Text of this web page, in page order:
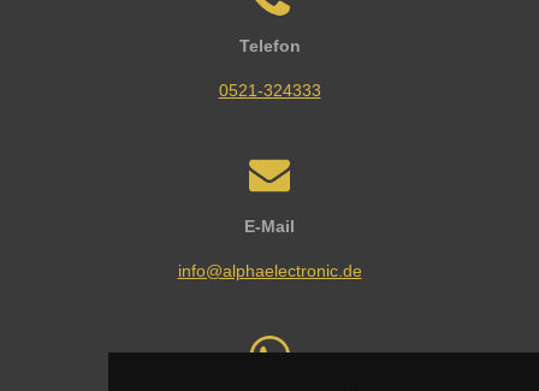
Telefon
0521-324333
E-Mail
info@alphaelectronic.de